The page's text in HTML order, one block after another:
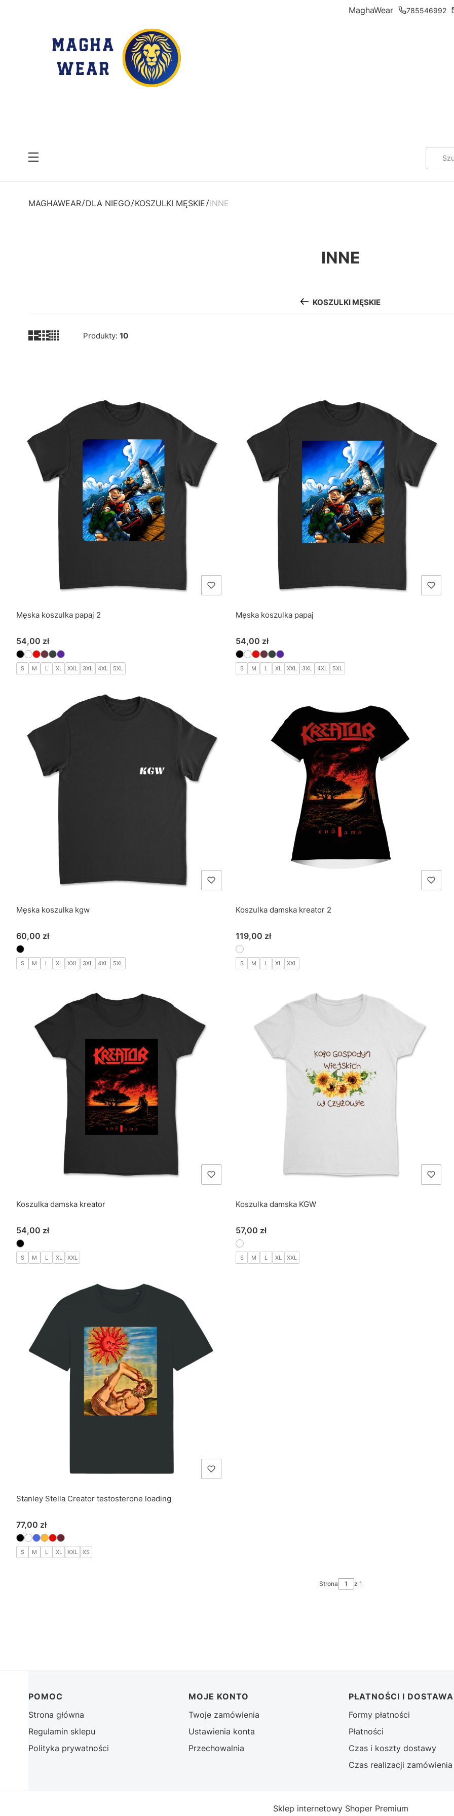
MaghaWear 785546992
Menu
MAGHAWEAR DLA NIEGO KOSZULKI MĘSKIE INNE
INNE
KOSZULKI MĘSKIE
Produkty: 10
Męska koszulka papaj 2
Cena
54,00 zł
S M L XL XXL 3XL 4XL 5XL
Męska koszulka papaj
Cena
54,00 zł
S M L XL XXL 3XL 4XL 5XL
Męska koszulka kgw
Cena
60,00 zł
S M L XL XXL 3XL 4XL 5XL
Koszulka damska kreator 2
Cena
119,00 zł
S M L XL XXL
Koszulka damska kreator
Cena
54,00 zł
S M L XL XXL
Koszulka damska KGW
Cena
57,00 zł
S M L XL XXL
Stanley Stella Creator testosterone loading
Cena
77,00 zł
S M L XL XXL XS
Strona z 1
Linki w stopce
POMOC
Strona główna
Regulamin sklepu
Polityka prywatności
MOJE KONTO
Twoje zamówienia
Ustawienia konta
Przechowalnia
PŁATNOŚCI I DOSTAWA
Formy płatności
Płatności
Czas i koszty dostawy
Czas realizacji zamówienia
Sklep internetowy Shoper Premium